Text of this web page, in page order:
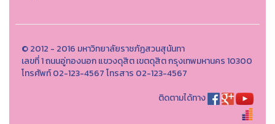
© 2012 - 2016 มหาวิทยาลัยราชภัฏสวนสุนันทา
เลขที่ 1 ถนนอู่ทองนอก แขวงดุสิต เขตดุสิต กรุงเทพมหานคร 10300
โทรศัพท์ 02-123-4567 โทรสาร 02-123-4567
ติดตามได้ทาง